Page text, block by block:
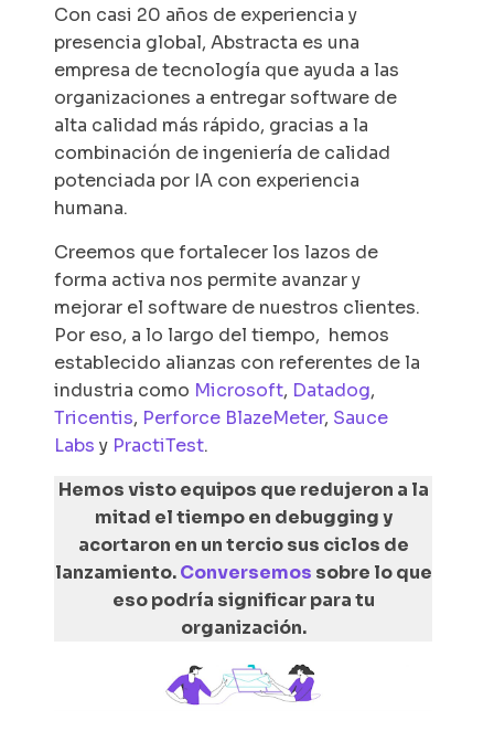
Con casi 20 años de experiencia y
presencia global, Abstracta es una
empresa de tecnología que ayuda a las
organizaciones a entregar software de
alta calidad más rápido, gracias a la
combinación de ingeniería de calidad
potenciada por IA con experiencia
humana.
Creemos que fortalecer los lazos de
forma activa nos permite avanzar y
mejorar el software de nuestros clientes.
Por eso, a lo largo del tiempo, hemos
establecido alianzas con referentes de la
industria como Microsoft, Datadog,
Tricentis, Perforce BlazeMeter, Sauce
Labs y PractiTest.
Hemos visto equipos que redujeron a la
mitad el tiempo en debuggingy
acortaron en un tercio sus ciclos de
lanzamiento.Conversemos sobre lo que
eso podría significar para tu
organización.